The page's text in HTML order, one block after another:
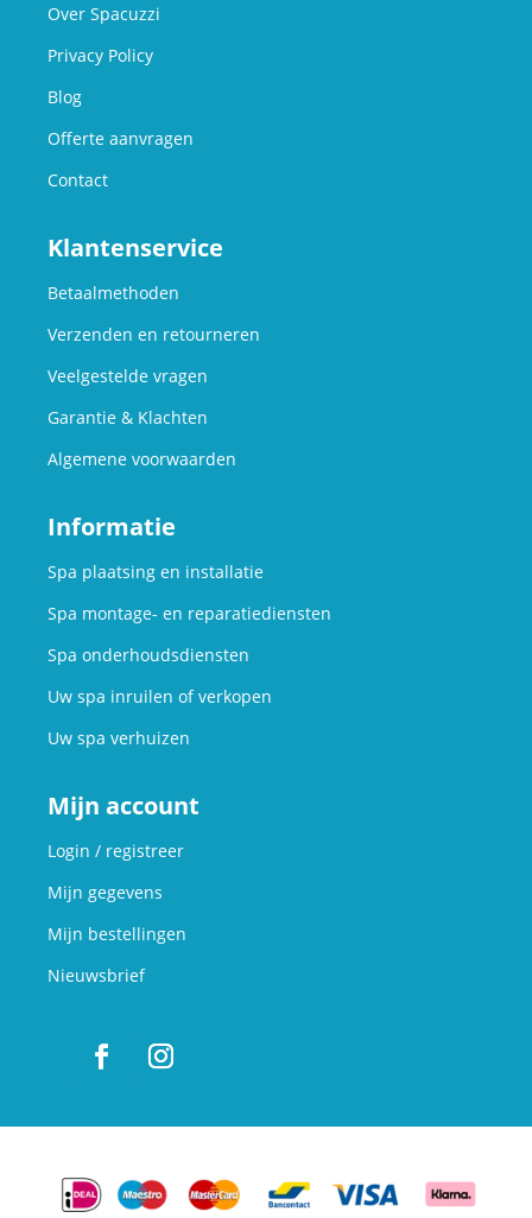
Over Spacuzzi
Privacy Policy
Blog
Offerte aanvragen
Contact
Klantenservice
Betaalmethoden
Verzenden en retourneren
Veelgestelde vragen
Garantie & Klachten
Algemene voorwaarden
Informatie
Spa plaatsing en installatie
Spa montage- en reparatiediensten
Spa onderhoudsdiensten
Uw spa inruilen of verkopen
Uw spa verhuizen
Mijn account
Login / registreer
Mijn gegevens
Mijn bestellingen
Nieuwsbrief